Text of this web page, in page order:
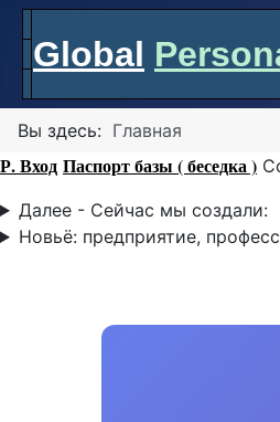
Global
Вы здесь: Главная
Р. Вход Паспорт базы ( беседка )
Далее - Сейчас мы создали:
Новьё: предприятие,